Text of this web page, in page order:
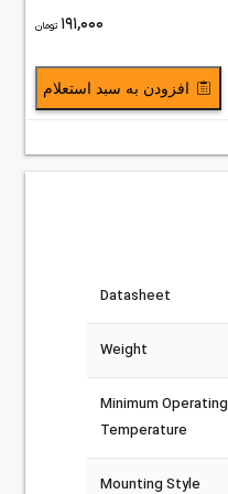
191,000 تومان
افزودن به سبد استعلام
Datasheet
Weight
Minimum Operating
Temperature
Mounting Style